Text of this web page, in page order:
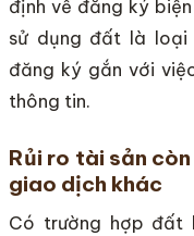
định về đăng ký
sử dụng đất là
đăng ký gắn với
thông tin.
Rủi ro tài sản
giao dịch khác
Có trường hợp đất